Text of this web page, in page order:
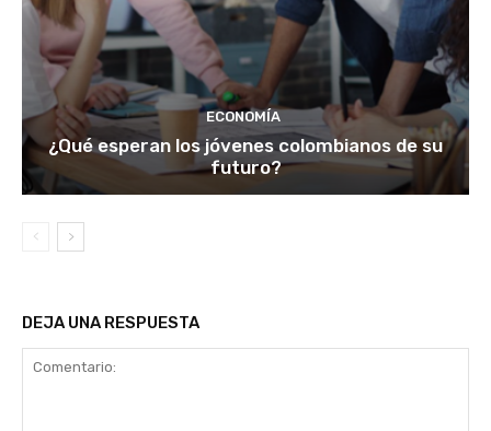
ECONOMÍA
¿Qué esperan los jóvenes colombianos de su
futuro?
DEJA UNA RESPUESTA